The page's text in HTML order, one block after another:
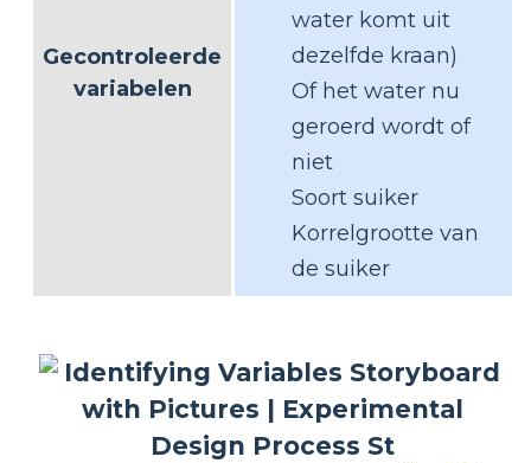
Gecontroleerde
variabelen
water komt uit
dezelfde kraan)
Of het water nu
geroerd wordt of
niet
Soort suiker
Korrelgrootte van
de suiker